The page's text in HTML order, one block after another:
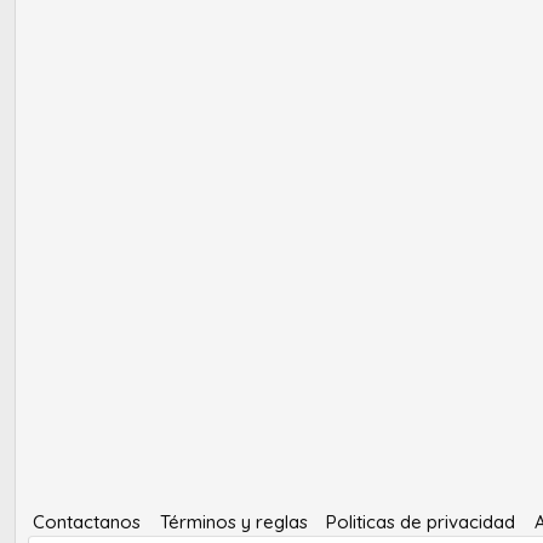
Contactanos Términos y reglas Politicas de privacidad